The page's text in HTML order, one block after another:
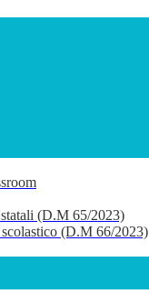
(D.M 65/2023)
(D.M 66/2023)